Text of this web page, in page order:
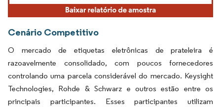
Cenário Competitivo
O mercado de etiquetas eletrônicas de prateleira é
razoavelmente consolidado, com poucos fornecedores
controlando uma parcela considerável do mercado. Keysight
Technologies, Rohde & Schwarz e outros estão entre os
principais participantes. Esses participantes utilizam